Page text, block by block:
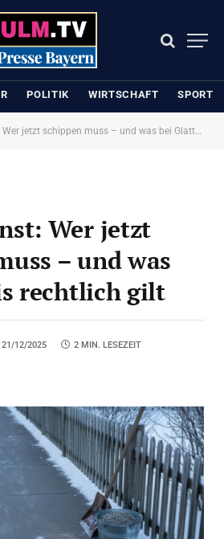
POLITIK WIRTSCHAFT SPORT
jetzt schippen muss – und was bei Glatteis rechtlich gilt
Wer jetzt
– und was
rechtlich gilt
21/12/2025 2 MIN. LESEZEIT